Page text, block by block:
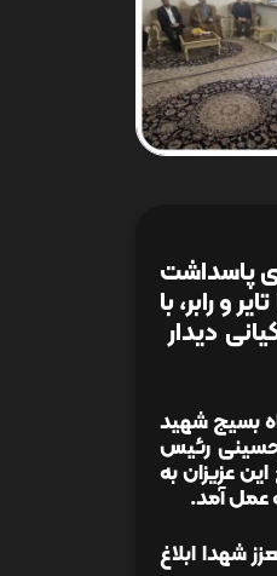
پاسداشت
و رابر، با
دیدار
بسیج شهید
حسینی رئیس
عزیزان به
عمل آمد.
شهدا ابلاغ